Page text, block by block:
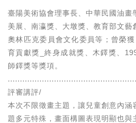
臺陽美術協會理事長、中華民國油畫
美展、南瀛獎、大墩獎、教育部文藝
奧林匹克委員會文化委員等；曾榮
育貢獻獎_終身成就獎、木鐸獎、
師鐸獎等獎項。
評審講評/
本次不限徵畫主題，讓兒童創意內涵
題多元特殊，畫面構圖表現明顯也與